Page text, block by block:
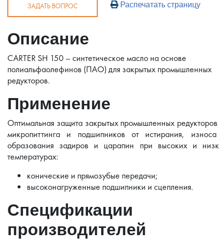
ЗАДАТЬ ВОПРОС Распечатать страницу
Описание
CARTER SH 150 – синтетическое масло на основе
полиальфаолефинов (ПАО) для закрытых промышленных
редукторов.
Применение
Оптимальная защита закрытых промышленных редукторов
микропиттинга и подшипников от истирания,
образования задиров и царапин при высоких и
температурах:
конические и прямозубые передачи;
высоконагруженные подшипники и сцепления.
Спецификации
производителей